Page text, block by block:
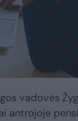
vadovės
antrojoje